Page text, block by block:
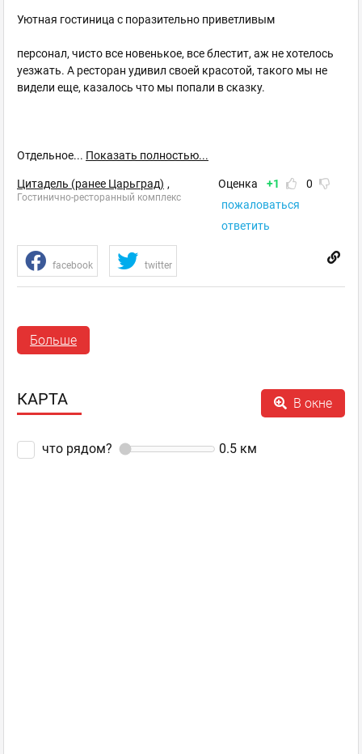
Уютная гостиница с поразительно приветливым
персонал, чисто все новенькое, все блестит, аж не хотелось
уезжать. А ресторан удивил своей красотой, такого мы не
видели еще, казалось что мы попали в сказку.
Отдельное... Показать полностью...
Цитадель (ранее Царьград) ,
Гостинично-ресторанный комплекс
Оценка +1
0
пожаловаться
ответить
facebook twitter
kat
Гость
При абсолютно пустой гостинице поселили в худший номер с
видом на соседнюю пилораму, очень сильный шум оттуда
понятно почему у вас так пусто,больше не приедем и другим
Больше
КАРТА В окне
что рядом? 0.5 км